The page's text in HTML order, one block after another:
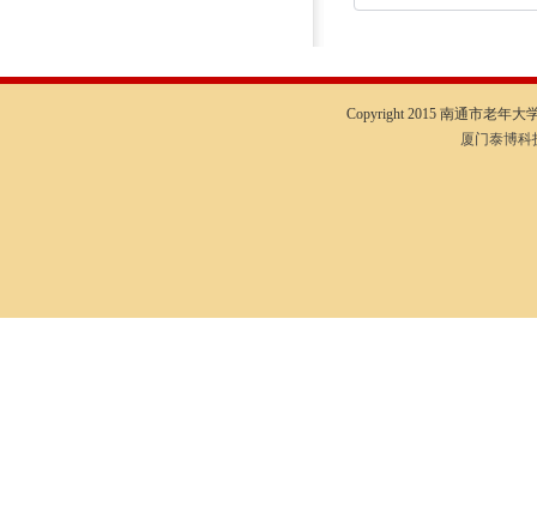
Copyright 2015 南通市老年大
厦门泰博